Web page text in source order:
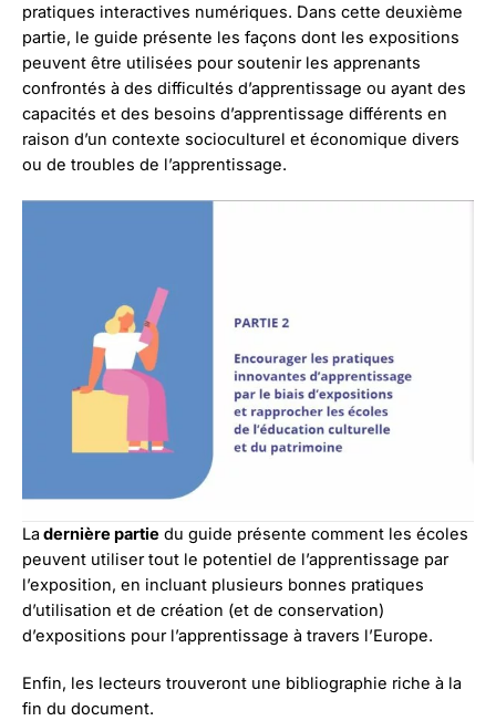
pratiques interactives numériques. Dans cette deuxième
partie, le guide présente les façons dont les expositions
peuvent être utilisées pour soutenir les apprenants
confrontés à des difficultés d’apprentissage ou ayant des
capacités et des besoins d’apprentissage différents en
raison d’un contexte socioculturel et économique divers
ou de troubles de l’apprentissage.
La dernière partie du guide présente comment les écoles
peuvent utiliser tout le potentiel de l’apprentissage par
l’exposition, en incluant plusieurs bonnes pratiques
d’utilisation et de création (et de conservation)
d’expositions pour l’apprentissage à travers l’Europe.
Enfin, les lecteurs trouveront une bibliographie riche à la
fin du document.